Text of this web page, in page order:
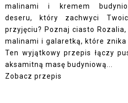
malinami i kremem
deseru, który zachwyci
przyjęciu? Poznaj ciasto
malinami i galaretką, które znika
Ten wyjątkowy przepis łączy
aksamitną masę budyniową...
Zobacz przepis